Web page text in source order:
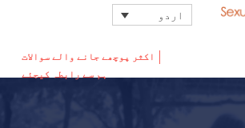
اردو
اکثر پوچھے جانے والے سوالات
ہم سے رابطہ کیجئے